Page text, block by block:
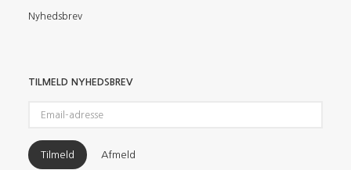
Nyhedsbrev
TILMELD NYHEDSBREV
adresse
Tilmeld Afmeld